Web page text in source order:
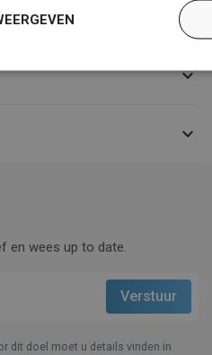



en wees up to date.
dit doel moet u details vinden in